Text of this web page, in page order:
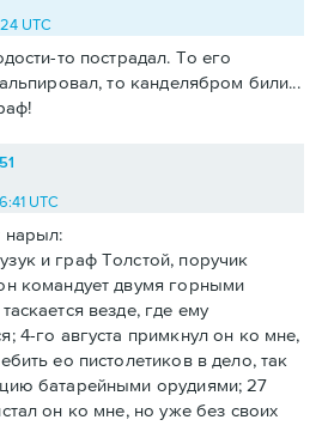
UTC
то пострадал. То его
то канделябром били...
UTC
нарыл:
и граф Толстой, поручик
командует двумя горными
везде, где ему
4-го августа примкнул он ко мне,
ео пистолетиков в дело, так
батарейными орудиями; 27
он ко мне, но уже без своих